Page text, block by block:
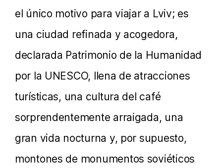
el único motivo para viajar a Lviv; es
una ciudad refinada y acogedora,
declarada Patrimonio de la Humanidad
por la UNESCO, llena de atracciones
turísticas, una cultura del café
sorprendentemente arraigada, una
gran vida nocturna y, por supuesto,
montones de monumentos soviéticos